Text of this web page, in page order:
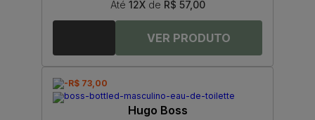
Até 12Xde R$ 57,00
-R$ 73,00
Hugo Boss